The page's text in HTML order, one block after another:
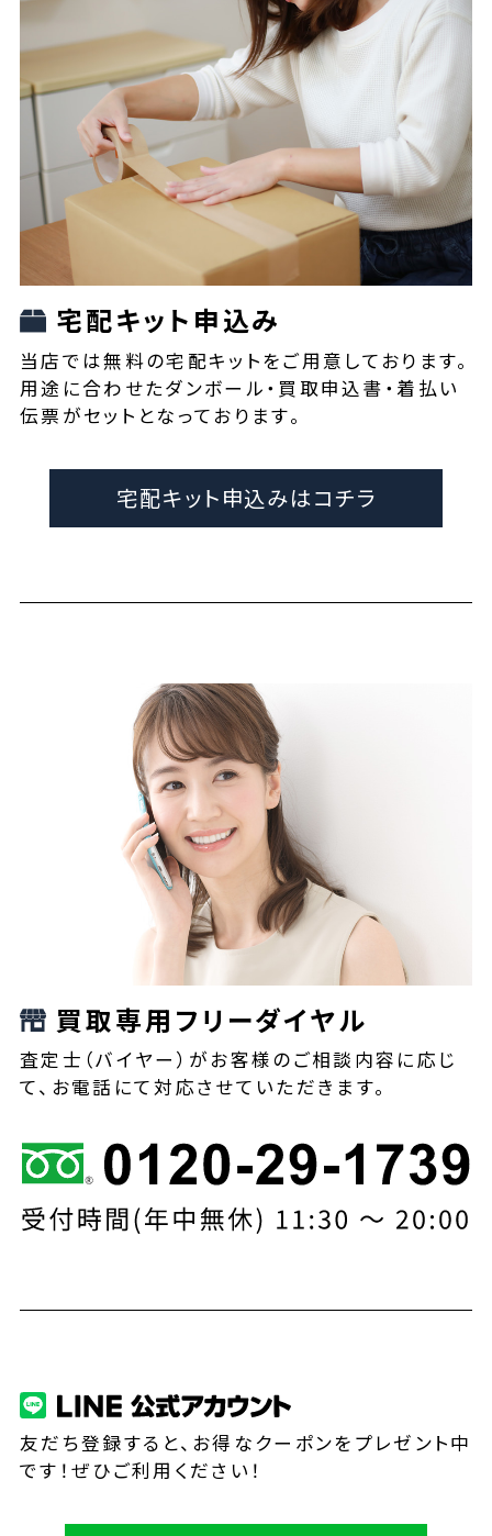
宅配キット申込み
当店では無料の宅配キットをご用意しております。
用途に合わせたダンボール・買取申込書・着払い
伝票がセットとなっております。
宅配キット申込みはコチラ
買取専用フリーダイヤル
査定士（バイヤー）がお客様のご相談内容に応じ
て、お電話にて対応させていただきます。
友だち登録すると、お得なクーポンをプレゼント中
です！ぜひご利用ください！